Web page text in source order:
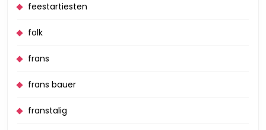
feestartiesten
folk
frans
frans bauer
franstalig